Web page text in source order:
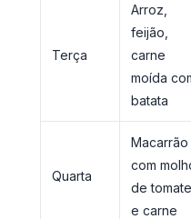
Terça
Arroz,
feijão,
carne
moída
batata
Quarta
Macarrão
com
de tomate
e carne